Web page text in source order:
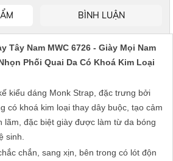
BÌNH LUẬN
Tây Nam MWC 6726 - Giày Mọi Nam
Phối Quai Da Có Khoá Kim Loại
kiểu dáng Monk Strap, đặc trưng bởi
có khoá kim loại thay dây buộc, tạo cảm
lãm, đặc biệt giày được làm từ da bóng
sinh.
chắn, sang xịn, bên trong có lót độn